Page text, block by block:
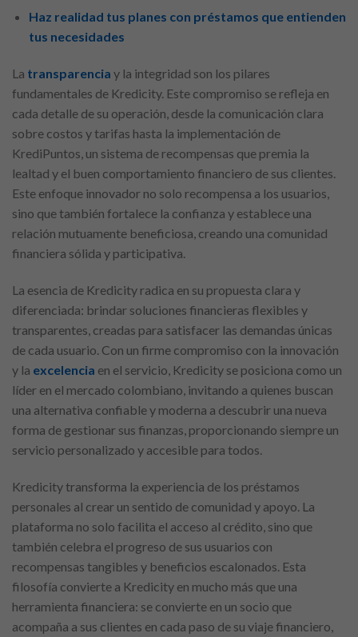
Haz realidad tus planes con préstamos que entienden
tus necesidades
La transparencia y la integridad son los pilares
fundamentales de Kredicity. Este compromiso se refleja en
cada detalle de su operación, desde la comunicación clara
sobre costos y tarifas hasta la implementación de
KrediPuntos, un sistema de recompensas que premia la
lealtad y el buen comportamiento financiero de sus clientes.
Este enfoque innovador no solo recompensa a los usuarios,
sino que también fortalece la confianza y establece una
relación mutuamente beneficiosa, creando una comunidad
financiera sólida y participativa.
La esencia de Kredicity radica en su propuesta clara y
diferenciada: brindar soluciones financieras flexibles y
transparentes, creadas para satisfacer las demandas únicas
de cada usuario. Con un firme compromiso con la innovación
y la excelencia en el servicio, Kredicity se posiciona como un
líder en el mercado colombiano, invitando a quienes buscan
una alternativa confiable y moderna a descubrir una nueva
forma de gestionar sus finanzas, proporcionando siempre un
servicio personalizado y accesible para todos.
Kredicity transforma la experiencia de los préstamos
personales al crear un sentido de comunidad y apoyo. La
plataforma no solo facilita el acceso al crédito, sino que
también celebra el progreso de sus usuarios con
recompensas tangibles y beneficios escalonados. Esta
filosofía convierte a Kredicity en mucho más que una
herramienta financiera: se convierte en un socio que
acompaña a sus clientes en cada paso de su viaje financiero,